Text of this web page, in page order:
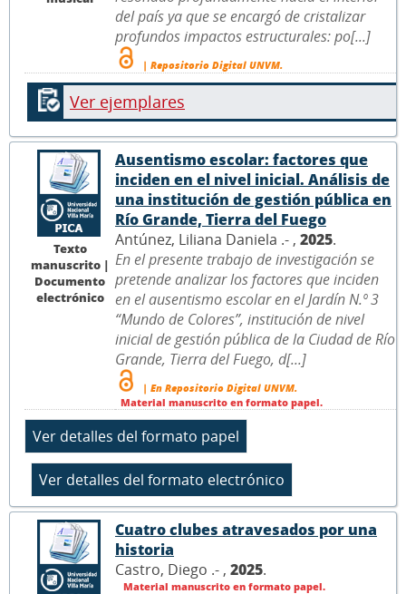
del país ya que se encargó de cristalizar
profundos impactos estructurales: po[...]
| Repositorio Digital UNVM.
Ver ejemplares
Texto
manuscrito |
Documento
electrónico
Ausentismo escolar: factores que
inciden en el nivel inicial. Análisis de
una institución de gestión pública en
Río Grande, Tierra del Fuego
Antúnez, Liliana Daniela .- , 2025.
En el presente trabajo de investigación se
pretende analizar los factores que inciden
en el ausentismo escolar en el Jardín N.º 3
“Mundo de Colores”, institución de nivel
inicial de gestión pública de la Ciudad de Río
Grande, Tierra del Fuego, d[...]
| En Repositorio Digital UNVM.
Material manuscrito en formato papel.
Cuatro clubes atravesados por una
historia
Castro, Diego .- , 2025.
Material manuscrito en formato papel.